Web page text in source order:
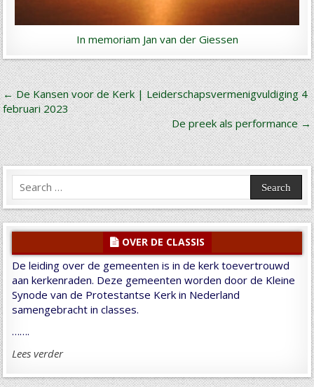
In memoriam Jan van der Giessen
Bericht
navigatie
← De Kansen voor de Kerk | Leiderschapsvermenigvuldiging 4
februari 2023
De preek als performance →
Search
for:
OVER DE CLASSIS
De leiding over de gemeenten is in de kerk toevertrouwd
aan kerkenraden. Deze gemeenten worden door de Kleine
Synode van de Protestantse Kerk in Nederland
samengebracht in classes.
…….
Lees verder